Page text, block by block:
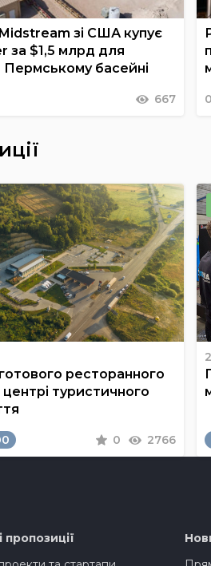
зі США купує
за $1,5 млрд для
Пермському басейні
667
ресторанного
центрі туристичного
0 2766
пропозиції